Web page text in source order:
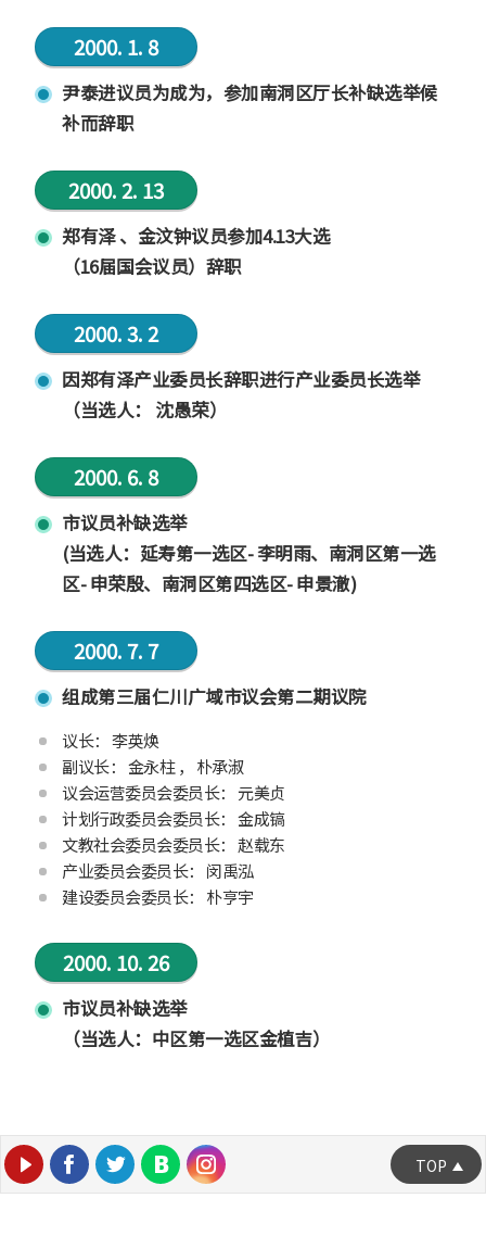
2000. 1. 8
尹泰进议员为成为，参加南洞区厅长补缺选举候
补而辞职
2000. 2. 13
郑有泽 、金汶钟议员参加4.13大选
（16届国会议员）辞职
2000. 3. 2
因郑有泽产业委员长辞职进行产业委员长选举
（当选人： 沈愚荣）
2000. 6. 8
市议员补缺选举
(当选人：延寿第一选区- 李明雨、南洞区第一选
区- 申荣殷、南洞区第四选区- 申景澈)
2000. 7. 7
组成第三届仁川广域市议会第二期议院
议长： 李英焕
副议长： 金永柱 ， 朴承淑
议会运营委员会委员长： 元美贞
计划行政委员会委员长： 金成镐
文教社会委员会委员长： 赵载东
产业委员会委员长： 闵禹泓
建设委员会委员长： 朴亨宇
2000. 10. 26
市议员补缺选举
（当选人：中区第一选区金植吉）
TOP